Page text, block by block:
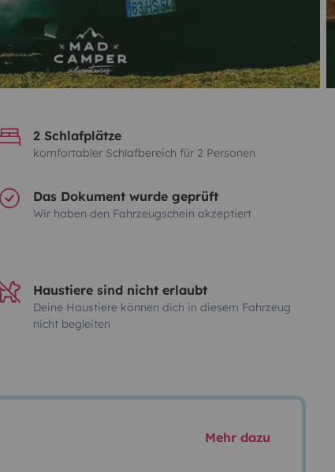
2 Schlafplätze
komfortabler Schlafbereich für 2 Personen
Das Dokument wurde geprüft
Wir haben den Fahrzeugschein akzeptiert
Haustiere sind nicht erlaubt
Deine Haustiere können dich in diesem Fahrzeug
nicht begleiten
Mehr dazu